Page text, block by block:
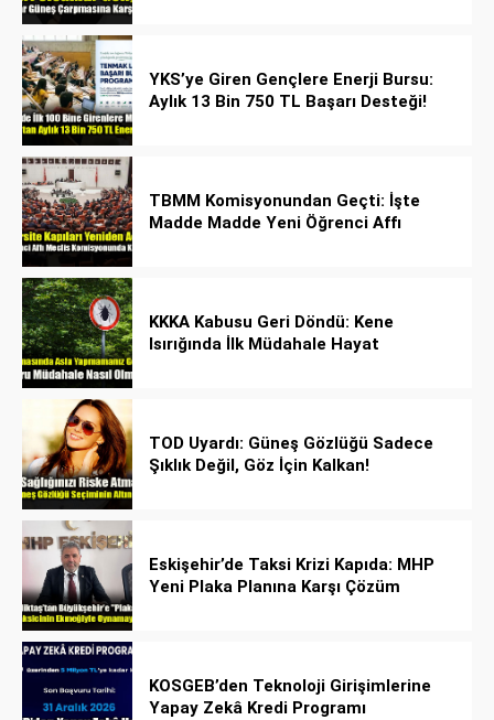
YKS’ye Giren Gençlere Enerji Bursu:
Aylık 13 Bin 750 TL Başarı Desteği!
TBMM Komisyonundan Geçti: İşte
Madde Madde Yeni Öğrenci Affı
KKKA Kabusu Geri Döndü: Kene
Isırığında İlk Müdahale Hayat
TOD Uyardı: Güneş Gözlüğü Sadece
Şıklık Değil, Göz İçin Kalkan!
Eskişehir’de Taksi Krizi Kapıda: MHP
Yeni Plaka Planına Karşı Çözüm
KOSGEB’den Teknoloji Girişimlerine
Yapay Zekâ Kredi Programı